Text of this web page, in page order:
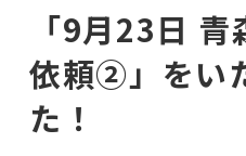
「9月23日
依頼②」をい
た！